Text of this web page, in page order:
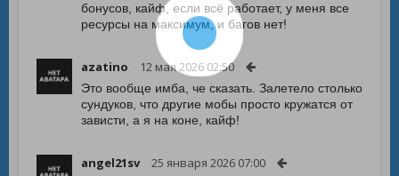
бонусов, кайф, если всё работает, у меня все
ресурсы на максимум, и багов нет!
azatino 12 мая 2026 02:50
Это вообще имба, че сказать. Залетело столько
сундуков, что другие мобы просто кружатся от
зависти, а я на коне, кайф!
angel21sv 25 января 2026 07:00